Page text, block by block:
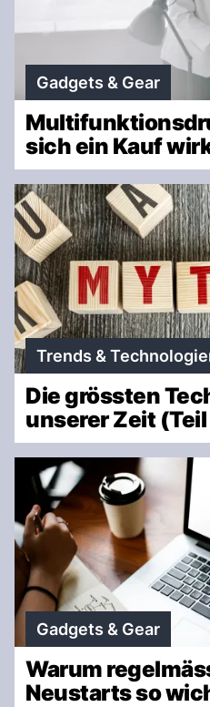
Gadgets & Gear
sich ein Kauf
Trends &
Die grössten
unserer Zeit (Teil
Gadgets & Gear
Warum
Neustarts so